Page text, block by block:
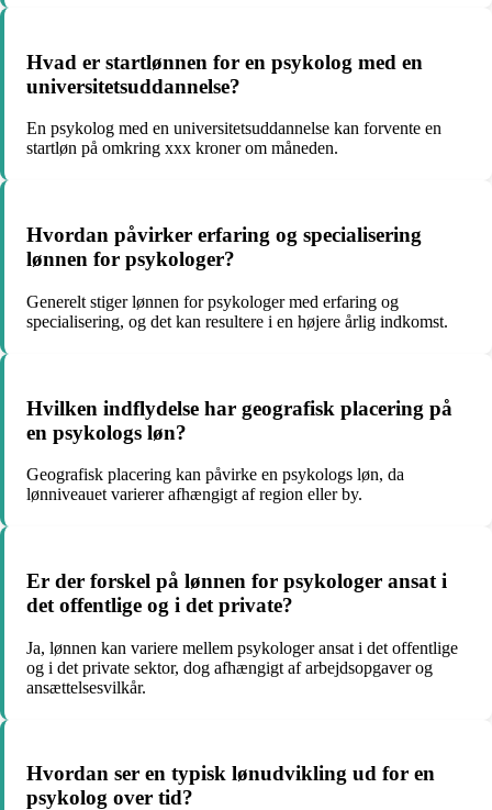
Hvad er startlønnen for en psykolog med en
universitetsuddannelse?
En psykolog med en universitetsuddannelse kan forvente en
startløn på omkring xxx kroner om måneden.
Hvordan påvirker erfaring og specialisering
lønnen for psykologer?
Generelt stiger lønnen for psykologer med erfaring og
specialisering, og det kan resultere i en højere årlig indkomst.
Hvilken indflydelse har geografisk placering på
en psykologs løn?
Geografisk placering kan påvirke en psykologs løn, da
lønniveauet varierer afhængigt af region eller by.
Er der forskel på lønnen for psykologer ansat i
det offentlige og i det private?
Ja, lønnen kan variere mellem psykologer ansat i det offentlige
og i det private sektor, dog afhængigt af arbejdsopgaver og
ansættelsesvilkår.
Hvordan ser en typisk lønudvikling ud for en
psykolog over tid?